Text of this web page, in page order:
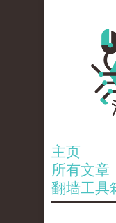
主页
所有文章
翻墙工具